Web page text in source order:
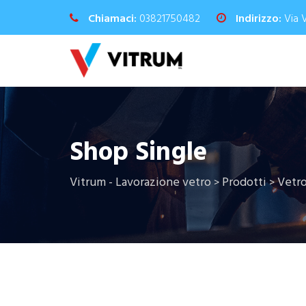
Chiamaci: 03821750482 Indirizzo:Via
Shop Single
Vitrum - Lavorazione vetro>Prodotti>